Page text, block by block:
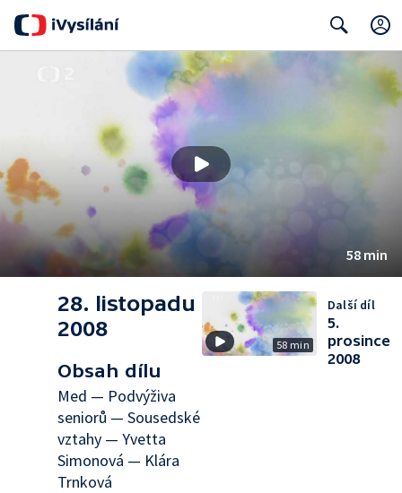
58 min
28. listopadu
2008
Obsah dílu
Med — Podvýživa
seniorů — Sousedské
vztahy — Yvetta
Simonová — Klára
Trnková
58 min
Další díl
5.
prosince
2008